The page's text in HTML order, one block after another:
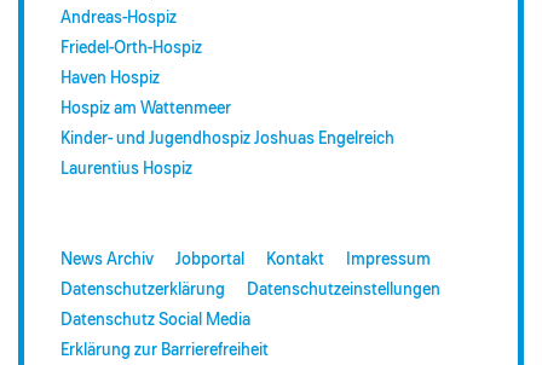
Andreas-Hospiz
Friedel-Orth-Hospiz
Haven Hospiz
Hospiz am Wattenmeer
Kinder- und Jugendhospiz Joshuas Engelreich
Laurentius Hospiz
News Archiv Jobportal Kontakt
Impressum
Datenschutzerklärung
Datenschutzeinstellungen
Datenschutz Social Media
Erklärung zur Barrierefreiheit